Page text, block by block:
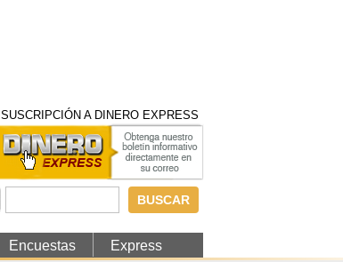
SUSCRIPCIÓN A DINERO EXPRESS
Formulario de
búsqueda
Encuestas Express